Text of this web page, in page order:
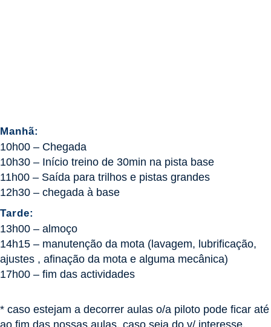
Manhã:
10h00 – Chegada
10h30 – Início treino de 30min na pista base
11h00 – Saída para trilhos e pistas grandes
12h30 – chegada à base
Tarde:
13h00 – almoço
14h15 – manutenção da mota (lavagem, lubrificação,
ajustes , afinação da mota e alguma mecânica)
17h00 – fim das actividades
* caso estejam a decorrer aulas o/a piloto pode ficar até
ao fim das nossas aulas, caso seja do v/ interesse.